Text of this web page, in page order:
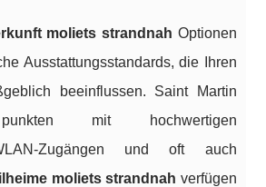
moliets strandnah Optionen
Ausstattungsstandards, die Ihren
beeinflussen. Saint Martin
mit hochwertigen
Zugängen und oft auch
moliets strandnah verfügen